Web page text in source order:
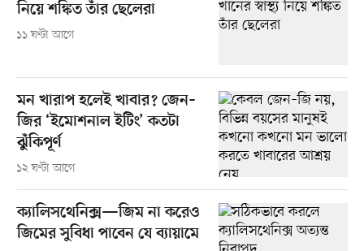
নিয়ে শঙ্কিত তাঁর ছেলেরা
১১ ঘণ্টা আগে
মন খারাপ হলেই খাবার? জেন–
জির ‘ইমোশনাল ইটিং’ কতটা
ঝুঁকিপূর্ণ
১২ ঘণ্টা আগে
ক্যালিসথেনিক্স—জিম না করেও
জিমের সুবিধা পাবেন যে ব্যায়ামে